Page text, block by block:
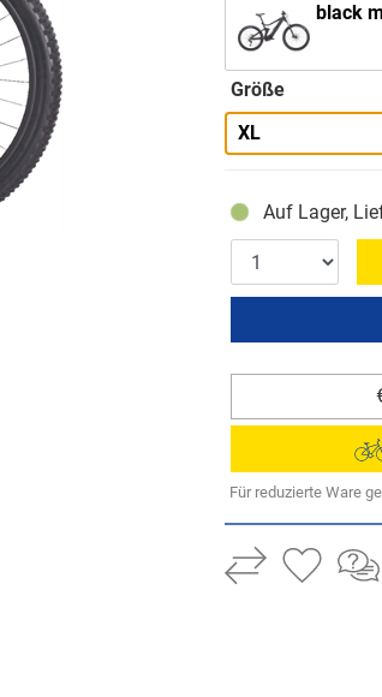
black
Größe
XL
Auf Lager,
Für reduzierte Ware